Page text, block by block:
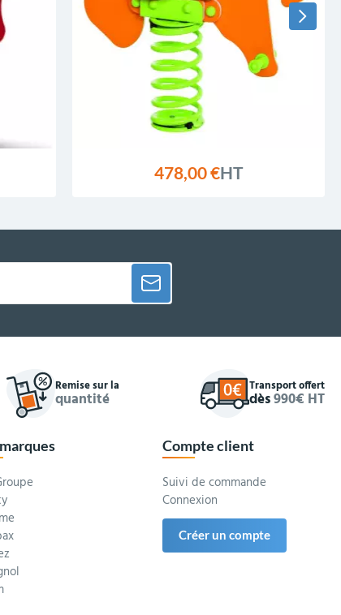
478,00 €HT
Remise sur la
quantité
Transport offert
dès990€ HT
Compte client
Suivi de commande
Connexion
Créer un compte